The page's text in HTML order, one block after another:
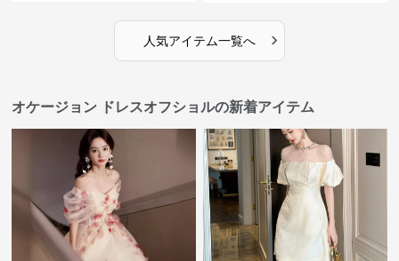
人気アイテム一覧へ ›
オケージョン ドレスオフショルの新着アイテム